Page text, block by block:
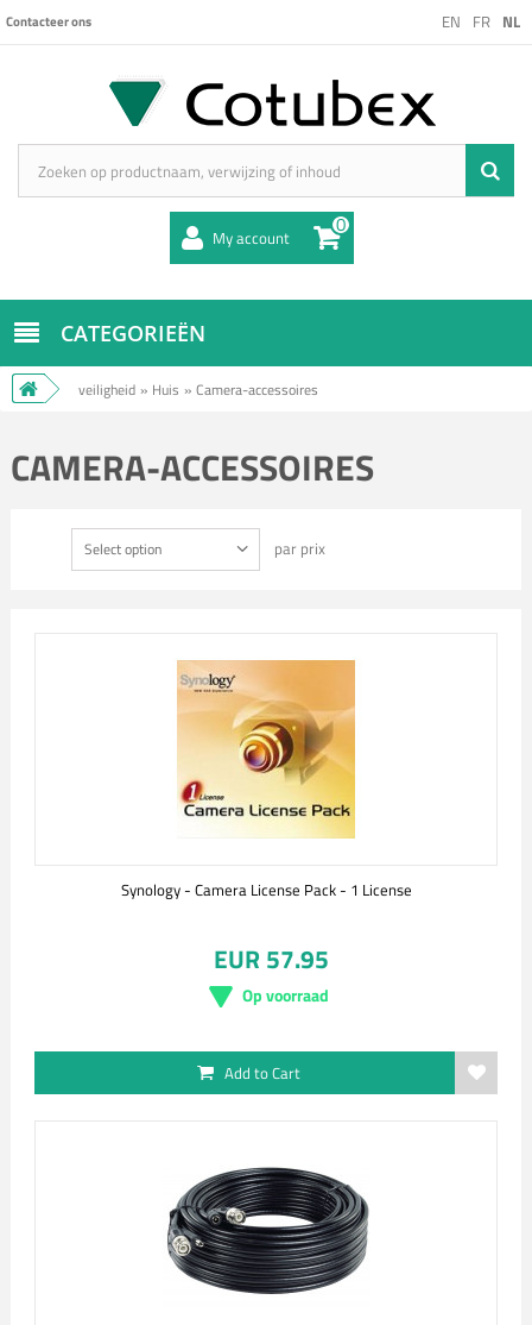
EN FR NL
Contacteer ons
My account 0
CATEGORIEËN
veiligheid » Huis » Camera-accessoires
CAMERA-ACCESSOIRES
Select option par prix
Synology - Camera License Pack - 1 License
EUR 57.95
Op voorraad
Add to Cart